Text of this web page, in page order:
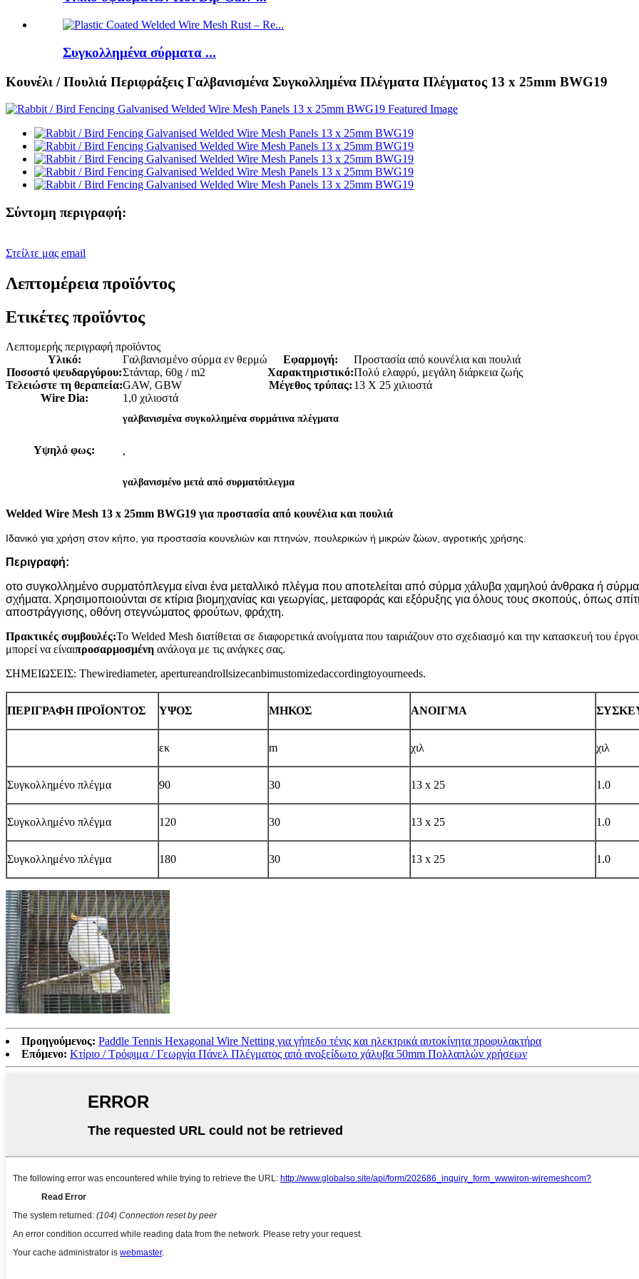
Συγκολλημένα σύρματα ...
Κουνέλι / Πουλιά Περιφράξεις Γαλβανισμένα Συγκολλημένα Πλέγματα Πλέγματος 13 x 25mm BWG19
Σύντομη περιγραφή:
Στείλτε μας email
Λεπτομέρεια προϊόντος
Ετικέτες προϊόντος
Λεπτομερής περιγραφή προϊόντος
Υλικό:
Γαλβανισμένο σύρμα εν θερμώ Εφαρμογή:
Προστασία από κουνέλια και πουλιά
Ποσοστό ψευδαργύρου:Στάνταρ, 60g / m2 Χαρακτηριστικό:Πολύ ελαφρύ, μεγάλη διάρκεια ζωής
Τελειώστε τη θεραπεία:GAW, GBW Μέγεθος τρύπας: 13 Χ 25 χιλιοστά
Wire Dia:
1,0 χιλιοστά
Υψηλό φως:
γαλβανισμένα συγκολλημένα συρμάτινα πλέγματα
,
γαλβανισμένο μετά από συρματόπλεγμα
Welded Wire Mesh 13 x 25mm BWG19 για προστασία από κουνέλια και πουλιά
Ιδανικό για χρήση στον κήπο, για προστασία κουνελιών και πτηνών, πουλερικών ή μικρών ζώων, αγροτικής χρήσης.
Περιγραφή:
οτο συγκολλημένο συρματόπλεγμα είναι ένα μεταλλικό πλέγμα που αποτελείται από σύρμα χάλυβα χαμηλού άνθρακα ή
σχήματα. Χρησιμοποιούνται σε κτίρια βιομηχανίας και γεωργίας, μεταφοράς και εξόρυξης για όλους τους σκοπούς, όπως
αποστράγγισης, οθόνη στεγνώματος φρούτων, φράχτη.
Πρακτικές συμβουλές:Το Welded Mesh διατίθεται σε διαφορετικά ανοίγματα που ταιριάζουν στο σχεδιασμό και την κατασκευή του
μπορεί να είναιπροσαρμοσμένη ανάλογα με τις ανάγκες σας.
ΣΗΜΕΙΩΣΕΙΣ: Thewirediameter, apertureandrollsizecanbimustomizedaccordingtoyourneeds.
ΠΕΡΙΓΡΑΦΗ ΠΡΟΪΟΝΤΟΣ ΥΨΟΣ ΜΗΚΟΣ ΑΝΟΙΓΜΑ
εκ m χιλ χιλ
Συγκολλημένο πλέγμα 90 30 13 x 25 1.0
Συγκολλημένο πλέγμα 120 30 13 x 25 1.0
Συγκολλημένο πλέγμα 180 30 13 x 25 1.0
Προηγούμενος: Paddle Tennis Hexagonal Wire Netting για γήπεδο τένις και ηλεκτρικά αυτοκίνητα προφυλακτήρα
Επόμενο: Κτίριο / Τρόφιμα / Γεωργία Πάνελ Πλέγματος από ανοξείδωτο χάλυβα 50mm Πολλαπλών χρήσεων